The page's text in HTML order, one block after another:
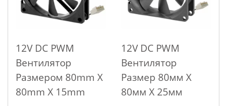
12V DC PWM
Вентилятор
Размером 80mm X
80mm X 15mm
12V DC PWM
Вентилятор
Размер 80мм X
80мм X 25мм